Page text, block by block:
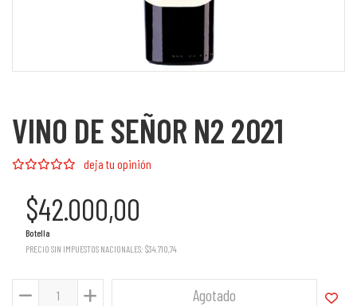
VINO DE SEÑOR N2 2021
deja tu opinión
$42.000,00
Botella
PRECIO SIN IMPUESTOS NACIONALES: $34.710,74
Agotado